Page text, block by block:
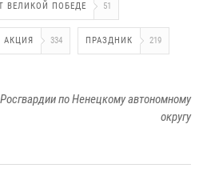
ВЕЛИКОЙ ПОБЕДЕ 51
АКЦИЯ 334 ПРАЗДНИК 219
по Ненецкому автономному
округу